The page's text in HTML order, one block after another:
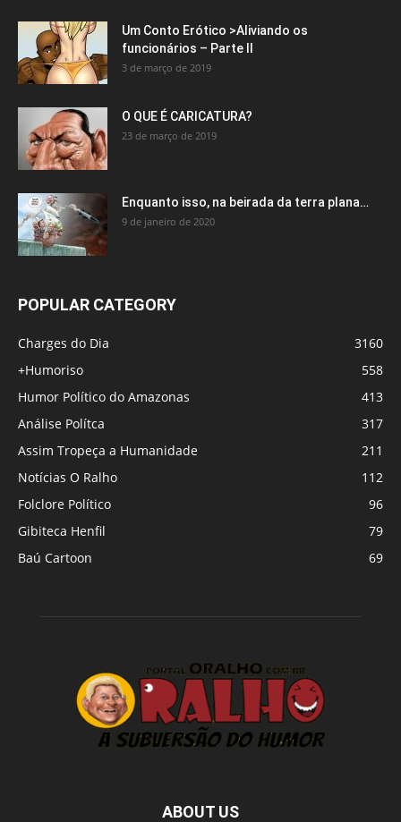
Um Conto Erótico >Aliviando os
funcionários – Parte II
3 de março de 2019
O QUE É CARICATURA?
23 de março de 2019
Enquanto isso, na beirada da terra plana…
9 de janeiro de 2020
POPULAR CATEGORY
Charges do Dia
3160
+Humoriso
558
Humor Político do Amazonas
413
Análise Polítca
317
Assim Tropeça a Humanidade
211
Notícias O Ralho
112
Folclore Político
96
Gibiteca Henfil
79
Baú Cartoon
69
ABOUT US